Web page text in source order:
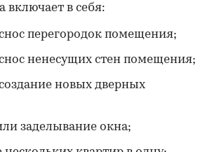
включает в себя:
перегородок помещения;
ненесущих стен помещения;
новых дверных
заделывание окна;